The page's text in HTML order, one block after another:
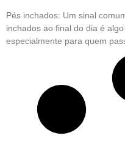
Pés inchados: Um sinal
inchados ao final do dia é
especialmente para quem